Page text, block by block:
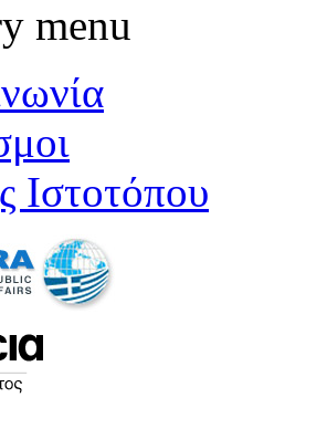
menu
Ιστοτόπου